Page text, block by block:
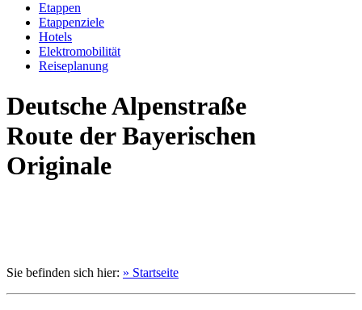
Etappen
Etappenziele
Hotels
Elektromobilität
Reiseplanung
DeutscheAlpenstraße
Route der Bayerischen
Originale
Sie befinden sich hier: » Startseite